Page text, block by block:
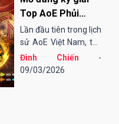
Top AoE Phủi
EGOPLAY - 4vs4
Cân bằng
Lần đầu tiên trong lịch
sử AoE Việt Nam, thể
thức "4vs4 Cân bằng"
được áp dụng trong
Đình Chiến -
09/03/2026